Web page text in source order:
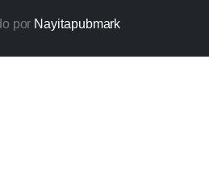
por Nayitapubmark